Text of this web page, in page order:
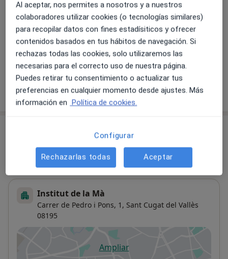
150 € Detalles
Visitas sucesivas Traumatología y Cirugía Ortopédica
75 € Detalles
¿Cómo funcionan los precios?
Dirección 1 Dirección 2
Institut de la Mà
Carrer de Pedro i Pons, 1, Sant Cugat del Vallès
08195
Ampliarse abre en una nueva
Al aceptar, nos permites a nosotros y a nuestros
colaboradores utilizar cookies (o tecnologías similares)
para recopilar datos con fines estadísiticos y ofrecer
contenidos basados en tus hábitos de navegación. Si
rechazas todas las cookies, solo utilizaremos las
necesarias para el correcto uso de nuestra página.
Puedes retirar tu consentimiento o actualizar tus
preferencias en cualquier momento desde ajustes. Más
información en Política de cookies.
Configurar
Rechazarlas todas Aceptar